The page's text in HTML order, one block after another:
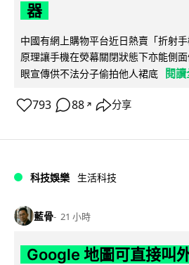
器
中國有網上購物平台近日熱賣「折射
原理讓手機在熒幕關閉狀態下亦能側
眼宣傳供不法分子偷拍他人裙底 閱
793 88 ↗ 分享
科技娛樂 生活科技
藍骨 21 小時
Google 地圖可直接叫